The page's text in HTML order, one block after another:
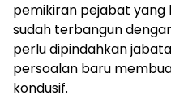
pemikiran pejabat
sudah terbangun
perlu dipindahkan
persoalan baru
kondusif.